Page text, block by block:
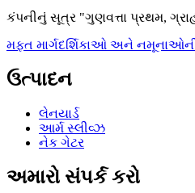
કંપનીનું સૂત્ર "ગુણવત્તા પ્રથમ,
મફત માર્ગદર્શિકાઓ અને
ઉત્પાદન
લેનયાર્ડ
આર્મ સ્લીવ્ઝ
નેક ગેટર
અમારો સંપર્ક કરો